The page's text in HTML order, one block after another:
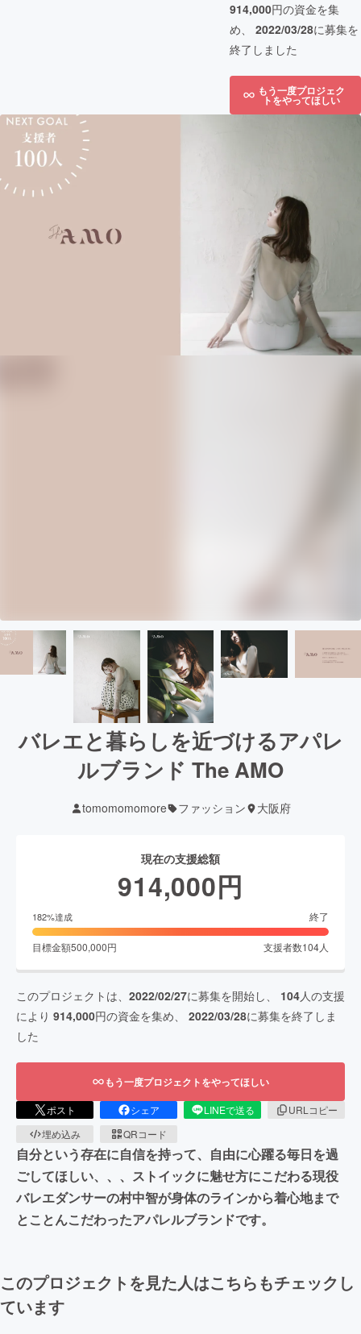
914,000円の資金を集
め、 2022/03/28に募集を
終了しました
もう一度プロジェク
トをやってほしい
バレエと暮らしを近づけるアパレ
ルブランド The AMO
tomomomomore ファッション 大阪府
現在の支援総額
914,000円
182%達成 終了
目標金額500,000円 支援者数104人
このプロジェクトは、 2022/02/27に募集を開始し、 104人の支援
により 914,000円の資金を集め、 2022/03/28に募集を終了しま
した
もう一度プロジェクトをやってほしい
ポスト シェア LINEで送る
URLコピー
埋め込み
QRコード
自分という存在に自信を持って、自由に心躍る毎日を過
ごしてほしい、、、ストイックに魅せ方にこだわる現役
バレエダンサーの村中智が身体のラインから着心地まで
とことんこだわったアパレルブランドです。
このプロジェクトを見た人はこちらもチェックし
ています